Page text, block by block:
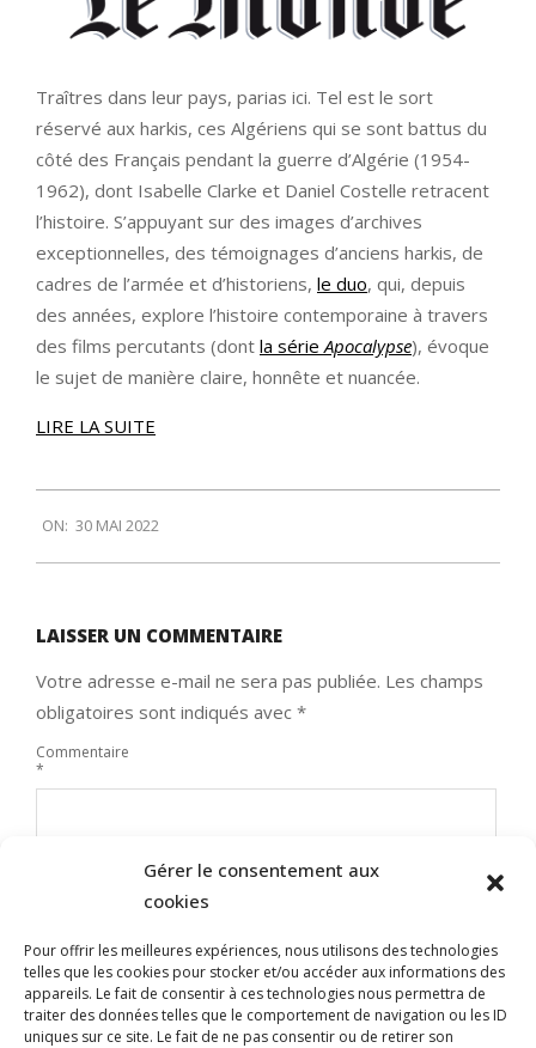
Gérer le consentement aux
cookies
Pour offrir les meilleures expériences, nous utilisons des technologies
telles que les cookies pour stocker et/ou accéder aux informations des
appareils. Le fait de consentir à ces technologies nous permettra de
traiter des données telles que le comportement de navigation ou les ID
uniques sur ce site. Le fait de ne pas consentir ou de retirer son
Traîtres dans leur pays, parias ici. Tel est le sort
réservé aux harkis, ces Algériens qui se sont battus du
côté des Français pendant la guerre d’Algérie (1954-
1962), dont Isabelle Clarke et Daniel Costelle retracent
l’histoire. S’appuyant sur des images d’archives
exceptionnelles, des témoignages d’anciens harkis, de
cadres de l’armée et d’historiens, le duo, qui, depuis
des années, explore l’histoire contemporaine à travers
des films percutants (dont la série Apocalypse), évoque
le sujet de manière claire, honnête et nuancée.
LIRE LA SUITE
05-
30
ON: 30 MAI 2022
LAISSER UN COMMENTAIRE
Votre adresse e-mail ne sera pas publiée. Les champs
obligatoires sont indiqués avec *
Commentaire
*
Nom